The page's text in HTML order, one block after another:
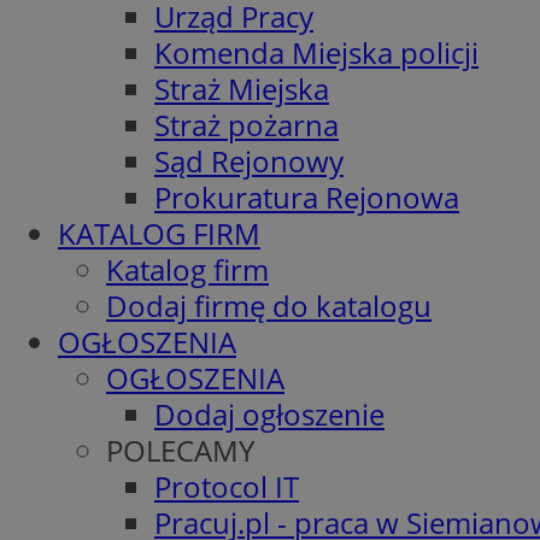
Urząd Pracy
Komenda Miejska policji
Straż Miejska
Straż pożarna
Sąd Rejonowy
Prokuratura Rejonowa
KATALOG FIRM
Katalog firm
Dodaj firmę do katalogu
OGŁOSZENIA
OGŁOSZENIA
Dodaj ogłoszenie
POLECAMY
Protocol IT
Pracuj.pl - praca w